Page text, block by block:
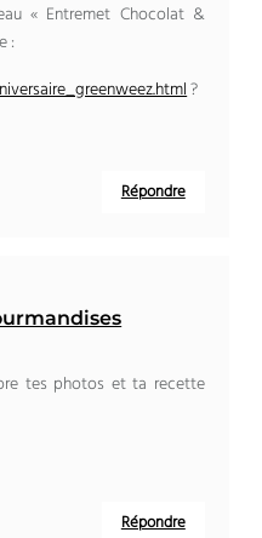
« Entremet Chocolat &
:
?
Répondre
tes photos et ta recette
Répondre